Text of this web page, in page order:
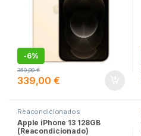
-6%
339,00€
359,00€
Reacondicionados
Apple iPhone 13 128GB
(Reacondicionado)